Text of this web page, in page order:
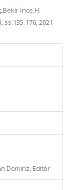
İnce,H.
176, 2021
Demiriz, Editör